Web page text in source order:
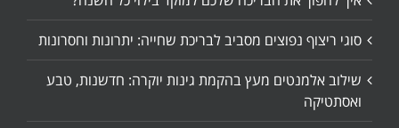
סוגי ריצוף נפוצים מסביב לבריכת שחייה: יתרונות וחסרונות
שילוב אלמנטים מעץ בהקמת גינות יוקרה: חדשנות, טבע
ואסתטיקה